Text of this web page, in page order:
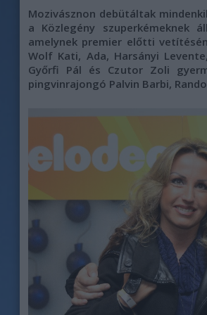
Mozivásznon debütáltak
a Közlegény szuperkémeknek
amelynek premier előtti
Wolf Kati, Ada, Harsányi
Győrfi Pál és Czutor Zoli
pingvinrajongó Palvin Barbi,